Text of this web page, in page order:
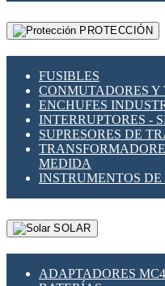
PROTECCIÓN
FUSIBLES
CONMUTADORES Y
ENCHUFES
INTERRUPTORES -
SUPRESORES DE
MEDIDA
INSTRUMENTOS
SOLAR
ADAPTADORES